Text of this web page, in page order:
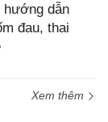
hướng dẫn
đau, thai
Xem thêm